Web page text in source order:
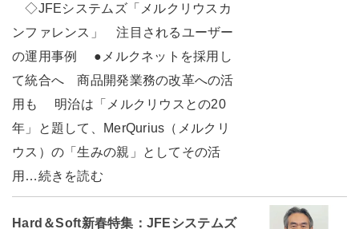
◇JFEシステムズ「メルクリウスカ
ンファレンス」 注目されるユーザー
の運用事例 ●メルクネットを採用し
て統合へ 商品開発業務の改革への活
用も 明治は「メルクリウスとの20
年」と題して、MerQurius（メルクリ
ウス）の「生みの親」としてその活
用…続きを読む
Hard＆Soft新春特集：JFEシステムズ